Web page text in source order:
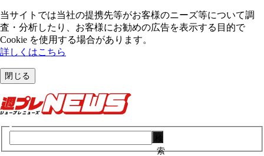
当サイトでは当社の提携先等がお客様のニーズ等について調
査・分析したり、お客様にお勧めの広告を表⽰する⽬的で
Cookie を使⽤する場合があります。
詳しくはこちら
閉じる
索